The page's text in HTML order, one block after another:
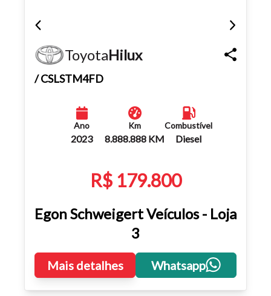
ToyotaHilux
/ CSLSTM4FD
Ano
2023
Km
8.888.888 KM
Combustível
Diesel
R$ 179.800
Egon Schweigert Veículos - Loja
3
Mais detalhes Whatsapp